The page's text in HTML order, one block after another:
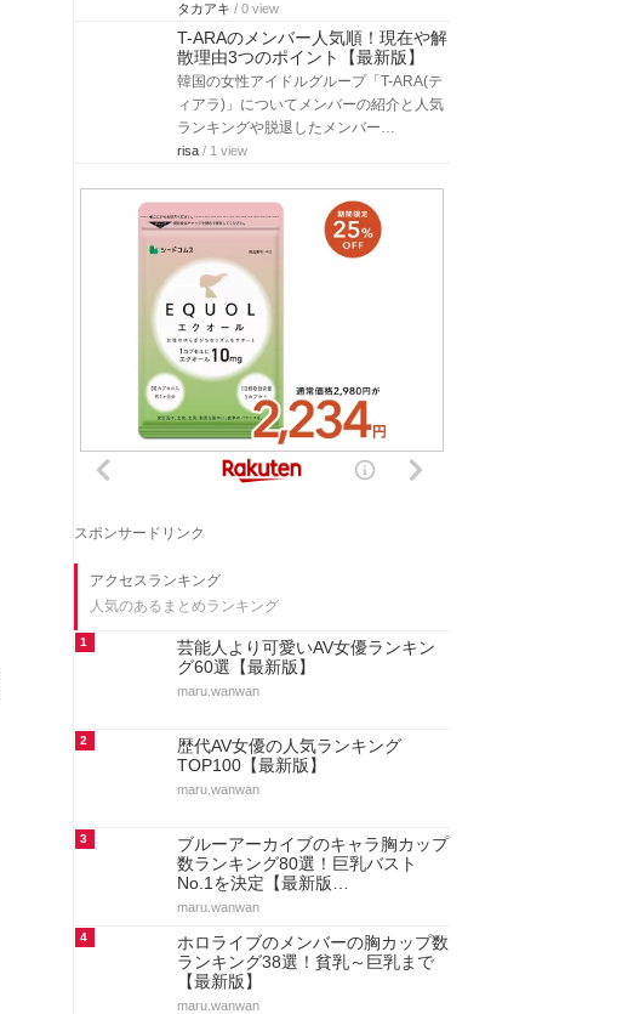
タカアキ / 0 view
T-ARAのメンバー人気順！現在や解
散理由3つのポイント【最新版】
韓国の女性アイドルグループ「T-ARA(テ
ィアラ)」についてメンバーの紹介と人気
ランキングや脱退したメンバー…
risa / 1 view
スポンサードリンク
アクセスランキング
人気のあるまとめランキング
1
芸能人より可愛いAV女優ランキン
グ60選【最新版】
maru.wanwan
2
歴代AV女優の人気ランキング
TOP100【最新版】
maru.wanwan
3
ブルーアーカイブのキャラ胸カップ
数ランキング80選！巨乳バスト
No.1を決定【最新版…
maru.wanwan
4
ホロライブのメンバーの胸カップ数
ランキング38選！貧乳～巨乳まで
【最新版】
maru.wanwan